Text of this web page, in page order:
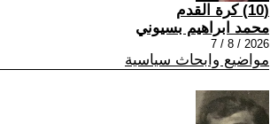
(10) كرة القدم
محمد ابراهيم بسيوني
2026 / 8 / 7
مواضيع وابحاث سياسية